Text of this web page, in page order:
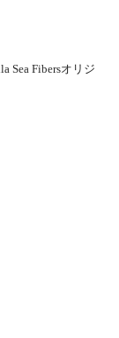
Sea Fibersオリジ